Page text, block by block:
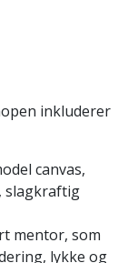
inkluderer
canvas,
slagkraftig
mentor, som
lykke og